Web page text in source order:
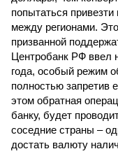
попытаться
между регионами.
призванной
Центробанк РФ ввел
года, особый режим
полностью запретив
этом обратная
банку, будет
соседние страны –
достать валюту